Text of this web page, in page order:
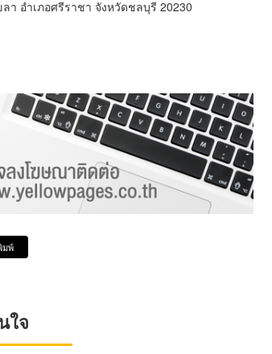
อำเภอศรีราชา จังหวัดชลบุรี 20230
มพ์
ใจ